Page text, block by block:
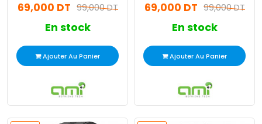
99,000 DT
69,000 DT
En stock
Ajouter Au Panier
99,000 DT
69,000 DT
En stock
Ajouter Au Panier